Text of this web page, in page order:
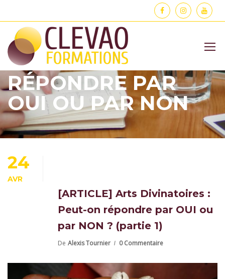
Home Comment répondre par oui ou par non
COMMENT
RÉPONDRE PAR
OUI OU PAR NON
24
AVR
[ARTICLE] Arts Divinatoires :
Peut-on répondre par OUI ou
par NON ? (partie 1)
De Alexis Tournier 0 Commentaire